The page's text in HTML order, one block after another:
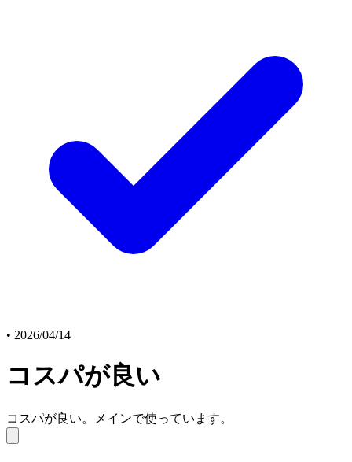
• 2026/04/14
コスパが良い
コスパが良い。メインで使っています。